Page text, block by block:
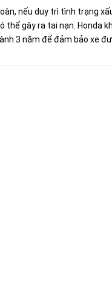
nếu duy trì tình trạng
thể gây ra tai nạn. Honda
3 năm để đảm bảo xe